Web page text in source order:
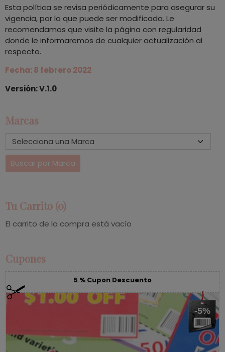
Marcas
Tu Carrito (0)
El carrito de la compra está vacío
Cupones
5 % Cupon Descuento
-5%
Esta política se revisa periódicamente para asegurar su
vigencia, por lo que puede ser modificada. Le
recomendamos que visite la página con regularidad
donde le informaremos de cualquier actualización al
respecto.
Fecha: 8 febrero 2022
Versión: V.1.0